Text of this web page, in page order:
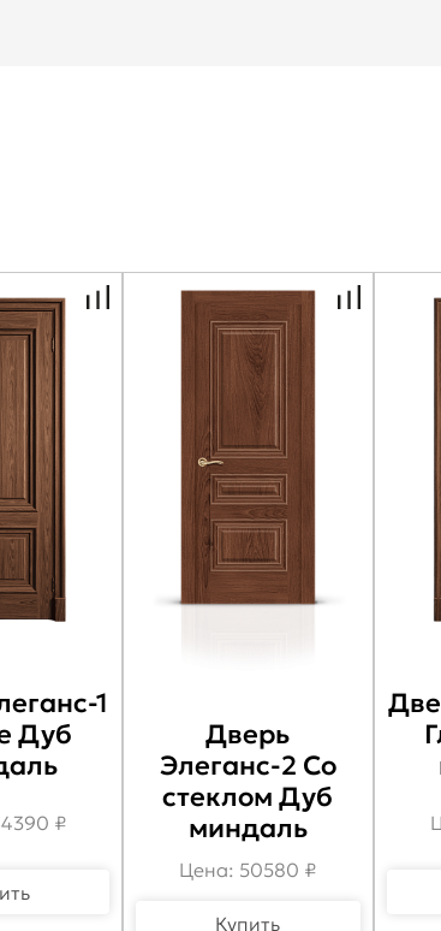
1
Дуб
₽
Дверь
Элеганс-2 Со
стеклом Дуб
миндаль
Цена: 50580 ₽
Купить